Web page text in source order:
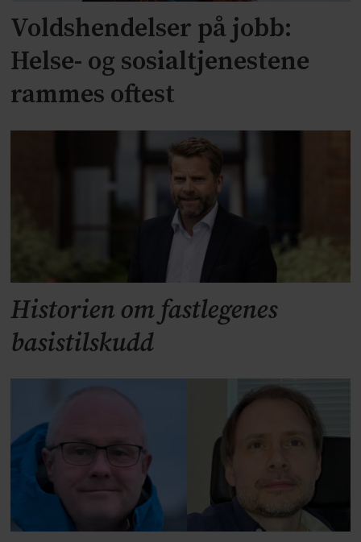
Voldshendelser på jobb:
Helse- og sosialtjenestene
rammes oftest
Historien om fastlegenes
basistilskudd